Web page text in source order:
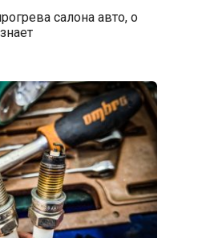
салона авто, о